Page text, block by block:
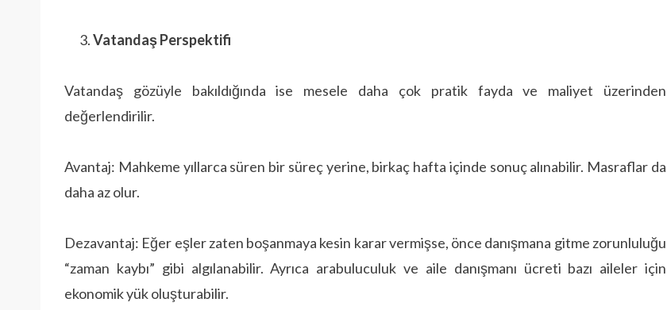
Vatandaş Perspektifi
Vatandaş gözüyle bakıldığında ise mesele daha çok pratik fayda ve maliyet üzerinden
değerlendirilir.
Avantaj: Mahkeme yıllarca süren bir süreç yerine, birkaç hafta içinde sonuç alınabilir. Masraflar da
daha az olur.
Dezavantaj: Eğer eşler zaten boşanmaya kesin karar vermişse, önce danışmana gitme zorunluluğu
“zaman kaybı” gibi algılanabilir. Ayrıca arabuluculuk ve aile danışmanı ücreti bazı aileler için
ekonomik yük oluşturabilir.